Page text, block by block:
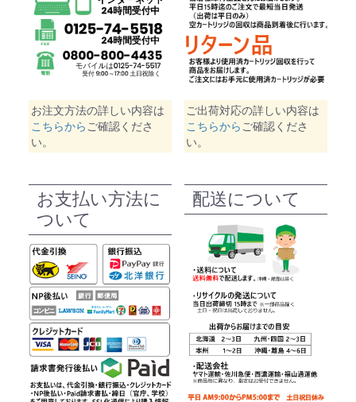
お注文方法の詳しい内容は
こちらから ご確認くださ
い。
ご出荷対応の詳しい内容は
こちらから ご確認くださ
い。
お支払い方法に
ついて
配送について